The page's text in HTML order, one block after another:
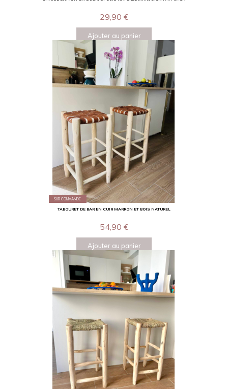
29,90 €
Ajouter au panier
SUR COMMANDE
TABOURET DE BAR EN CUIR MARRON ET BOIS NATUREL
54,90 €
Ajouter au panier